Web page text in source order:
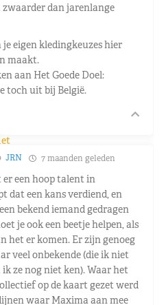
dan jarenlange
eigen kledingkeuzes hier
maakt.
aan Het Goede Doel:
toch uit bij België.
JRN 7 maanden geleden
er een hoop talent in
dat een kans verdiend, en
bekend iemand gedragen
je ook een beetje helpen, als
het er komen. Er zijn genoeg
veel onbekende (die ik niet
ze nog niet ken). Waar het
op de kaart gezet werd
waar Maxima aan mee